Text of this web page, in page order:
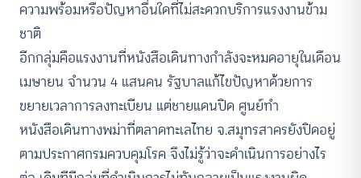
ความพร้อมหรือปัญหาอื่นใดที่ไม่สะดวกบริการแรงงานข้าม
ชาติ
อีกกลุ่มคือแรงงานที่หนังสือเดินทางกำลังจะหมดอายุในเดือน
เมษายน จำนวน 4 แสนคน รัฐบาลแก้ไขปัญหาด้วยการ
ขยายเวลาการลงทะเบียน แต่ชายแดนปิด ศูนย์ทำ
หนังสือเดินทางพม่าที่ตลาดทะเลไทย จ.สมุทรสาครยังปิดอยู่
ตามประกาศกรมควบคุมโรค จึงไม่รู้ว่าจะดำเนินการอย่างไร